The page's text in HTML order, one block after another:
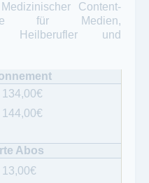
Content-
für Medien,
Heilberufler und
134,00€
144,00€
13,00€